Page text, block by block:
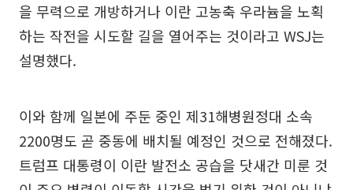
을 무력으로 개방하거나 이란 고농축 우라늄을 노획
하는 작전을 시도할 길을 열어주는 것이라고 WSJ는
설명했다.
이와 함께 일본에 주둔 중인 제31해병원정대 소속
2200명도 곧 중동에 배치될 예정인 것으로 전해졌다.
트럼프 대통령이 이란 발전소 공습을 닷새간 미룬 것